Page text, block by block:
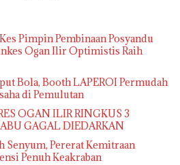
Pimpin Pembinaan Posyandu
Ogan Ilir Optimistis Raih
Bola, Booth LAPEROI Permudah
di Pemulutan
OGAN ILIR RINGKUS 3
GAGAL DIEDARKAN
Pererat Kemitraan
Penuh Keakraban